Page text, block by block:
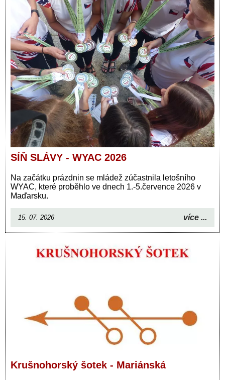
SÍŇ SLÁVY - WYAC 2026
Na začátku prázdnin se mládež zúčastnila letošního
WYAC, které proběhlo ve dnech 1.-5.července 2026 v
Maďarsku.
15. 07. 2026 více ...
Krušnohorský šotek - Mariánská